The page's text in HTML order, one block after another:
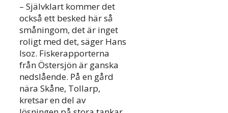
– Självklart kommer det
också ett besked här så
småningom, det är inget
roligt med det, säger Hans
Isoz. Fiskerapporterna
från Östersjön är ganska
nedslående. På en gård
nära Skåne, Tollarp,
kretsar en del av